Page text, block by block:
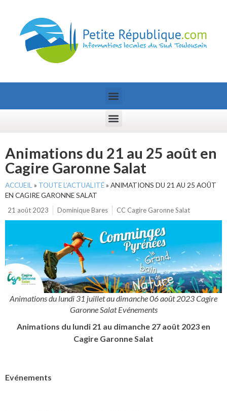
Animations du 21 au 25 août en
Cagire Garonne Salat
ACCUEIL » TOUTE L’ACTUALITÉ» ANIMATIONS DU 21 AU 25 AOÛT
EN CAGIRE GARONNE SALAT
21 août 2023
Dominique Bares CC Cagire Garonne Salat
Animations du lundi 31 juillet au dimanche 06 août 2023 Cagire
Garonne Salat Evénements
Animations du lundi 21 au dimanche 27 août 2023 en
Cagire Garonne Salat
Evénements